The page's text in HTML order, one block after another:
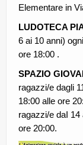
Elementare in
LUDOTECA
6 ai 10 anni)
ore 18:00 .
SPAZIO
ragazzi/e dagli
18:00 alle ore
ragazzi/e daI
ore 20:00.